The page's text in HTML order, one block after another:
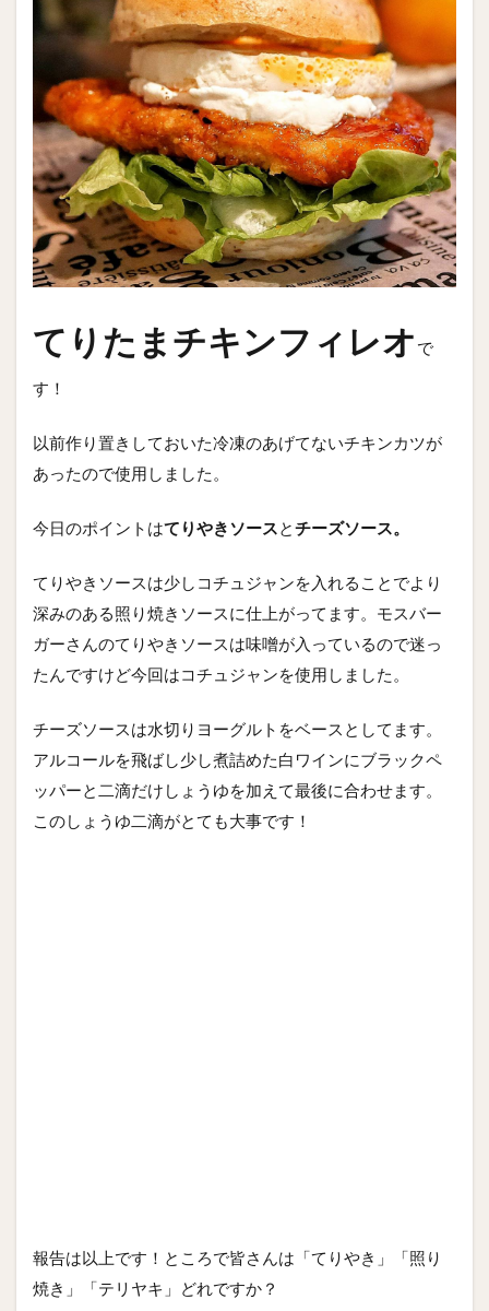
てりたまチキンフィレオ で
す！
以前作り置きしておいた冷凍のあげてないチキンカツが
あったので使用しました。
今日のポイントはてりやきソースとチーズソース。
てりやきソースは少しコチュジャンを入れることでより
深みのある照り焼きソースに仕上がってます。モスバー
ガーさんのてりやきソースは味噌が入っているので迷っ
たんですけど今回はコチュジャンを使用しました。
チーズソースは水切りヨーグルトをベースとしてます。
アルコールを飛ばし少し煮詰めた白ワインにブラックペ
ッパーと二滴だけしょうゆを加えて最後に合わせます。
このしょうゆ二滴がとても大事です！
報告は以上です！ところで皆さんは「てりやき」「照り
焼き」「テリヤキ」どれですか？